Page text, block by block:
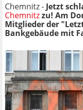
Chemnitz - Jetzt
Chemnitzzu! Am
Mitglieder der
Bankgebäude mit